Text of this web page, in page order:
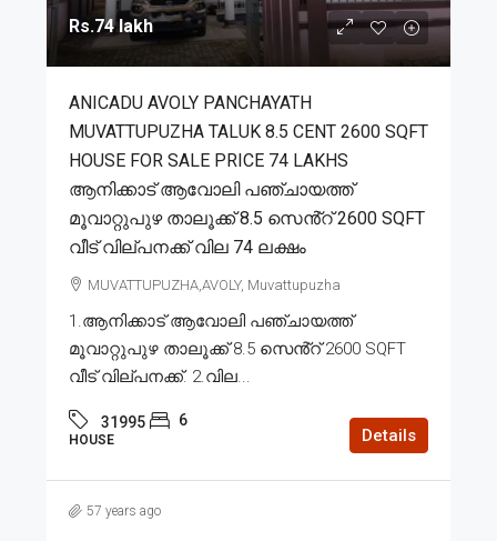
Rs.74 lakh
ANICADU AVOLY PANCHAYATH
MUVATTUPUZHA TALUK 8.5 CENT 2600 SQFT
HOUSE FOR SALE PRICE 74 LAKHS
ആനിക്കാട് ആവോലി പഞ്ചായത്ത്
മൂവാറ്റുപുഴ താലൂക്ക് 8.5 സെൻ്റ് 2600 SQFT
വീട് വില്പനക്ക് വില 74 ലക്ഷം
MUVATTUPUZHA,AVOLY, Muvattupuzha
1.ആനിക്കാട് ആവോലി പഞ്ചായത്ത്
മൂവാറ്റുപുഴ താലൂക്ക് 8.5 സെൻ്റ് 2600 SQFT
വീട് വില്പനക്ക്. 2.വില...
31995 6
HOUSE Details
57 years ago